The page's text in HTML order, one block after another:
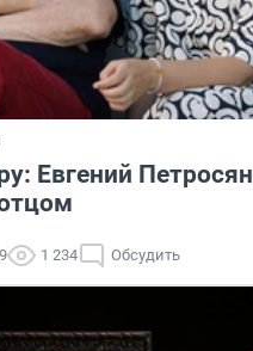
Евгений Петросян
1 234 Обсудить